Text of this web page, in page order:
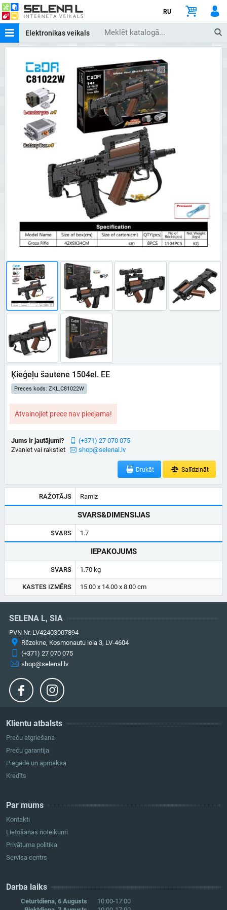
RU
Elektronikas veikals
Ķieģeļu šautene 1504el. EE
Preces kods: ZKL.C81022W
Atvainojiet prece nav pieejama!
Jums ir jautājumi?
Zvaniet vai rakstiet
(+371) 27 070 075
shop@selenal.lv
Drukāt Salīdzināt
RAŽOTĀJS Ramiz
SVARS&DIMENSIJAS
SVARS 1.7
IEPAKOJUMS
SVARS 1.70 kg
KASTES IZMĒRS 15.00 x 14.00 x 8.00 cm
Klientu atbalsts
Preču atgriešana
Preču garantija
Piegāde un apmaksa
Kredīts
Par mums
Kontakti
Lietošanas noteikumi
Privātuma politika
Servisa centrs
Darba laiks
Ceturtdiena, 6 Augusts
10:00-17:00
SELENA L, SIA
PVN Nr. LV42403007894
Rēzekne, Kosmonautu iela 3, LV-4604
(+371) 27 070 075
shop@selenal.lv